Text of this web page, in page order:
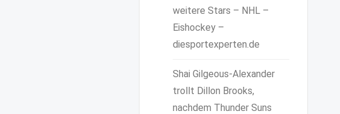
weitere Stars – NHL –
Eishockey –
diesportexperten.de
Shai Gilgeous-Alexander
trollt Dillon Brooks,
nachdem Thunder Suns